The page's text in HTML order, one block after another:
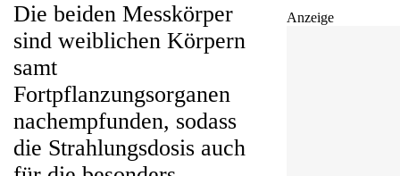
Anzeige
Die beiden Messkörper
sind weiblichen Körpern
samt
Fortpflanzungsorganen
nachempfunden, sodass
die Strahlungsdosis auch